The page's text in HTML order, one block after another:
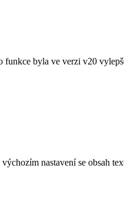
byla ve verzi v20
nastavení se obsah